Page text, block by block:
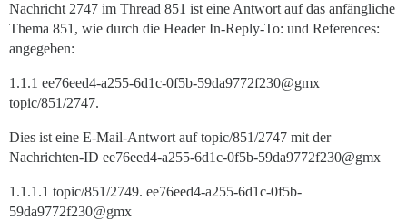
Nachricht 2747 im Thread 851 ist eine Antwort auf das anfängliche
Thema 851, wie durch die Header In-Reply-To: und References:
angegeben:
1.1.1 ee76eed4-a255-6d1c-0f5b-59da9772f230@gmx
topic/851/2747.
Dies ist eine E-Mail-Antwort auf topic/851/2747 mit der
Nachrichten-ID ee76eed4-a255-6d1c-0f5b-59da9772f230@gmx
1.1.1.1 topic/851/2749. ee76eed4-a255-6d1c-0f5b-
59da9772f230@gmx